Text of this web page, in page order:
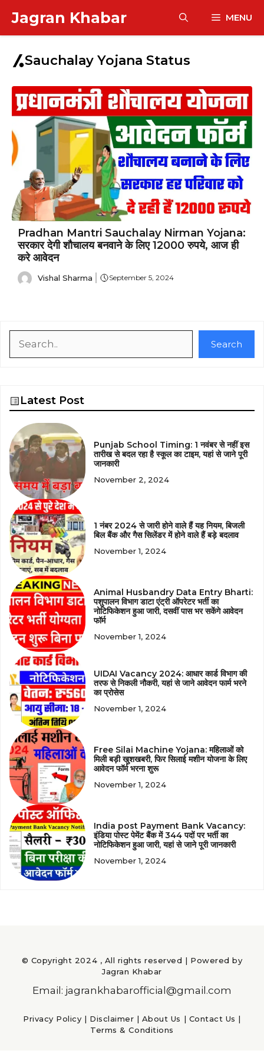
content
Jagran Khabar MENU
Sauchalay Yojana Status
Pradhan Mantri Sauchalay Nirman Yojana:
सरकार देगी शौचालय बनवाने के लिए 12000 रुपये, आज ही
करे आवेदन
Vishal Sharma September 5, 2024
Search
Latest Post
Punjab School Timing: 1 नवंबर से नहीं इस
तारीख से बदल रहा है स्कूल का टाइम, यहां से जाने पूरी
जानकारी
November 2, 2024
1 नंबर 2024 से जारी होने वाले हैं यह नियम, बिजली
बिल बैंक और गैस सिलेंडर में होने वाले हैं बड़े बदलाव
November 1, 2024
Animal Husbandry Data Entry Bharti:
पशुपालन विभाग डाटा एंट्री ऑपरेटर भर्ती का
नोटिफिकेशन हुआ जारी, दसवीं पास भर सकेंगे आवेदन
फॉर्म
November 1, 2024
UIDAI Vacancy 2024: आधार कार्ड विभाग की
तरफ से निकली नौकरी, यहां से जाने आवेदन फार्म भरने
का प्रोसेस
November 1, 2024
Free Silai Machine Yojana: महिलाओं को
मिली बड़ी खुशखबरी, फिर सिलाई मशीन योजना के लिए
आवेदन फॉर्म भरना शुरू
November 1, 2024
India post Payment Bank Vacancy:
इंडिया पोस्ट पेमेंट बैंक में 344 पदों पर भर्ती का
नोटिफिकेशन हुआ जारी, यहां से जाने पूरी जानकारी
November 1, 2024
© Copyright 2024 , All rights reserved | Powered by
Jagran Khabar
Email: jagrankhabarofficial@gmail.com
Privacy Policy | Disclaimer | About Us | Contact Us |
Terms & Conditions